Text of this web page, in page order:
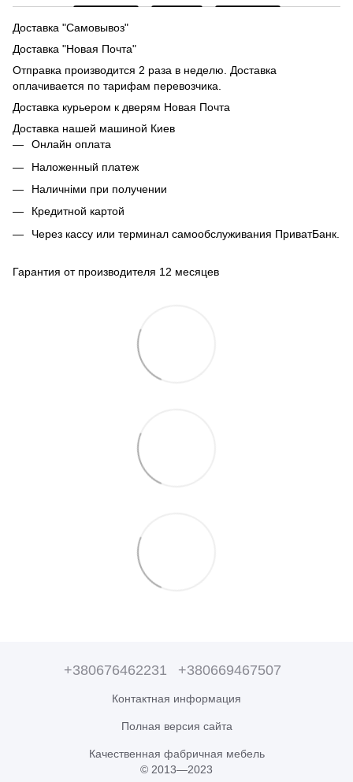
Доставка "Самовывоз"
Доставка "Новая Почта"
Отправка производится 2 раза в неделю. Доставка
оплачивается по тарифам перевозчика.
Доставка курьером к дверям Новая Почта
Доставка нашей машиной Киев
Онлайн оплата
Наложенный платеж
Наличніми при получении
Кредитной картой
Через кассу или терминал самообслуживания ПриватБанк.
Гарантия от производителя 12 месяцев
+380676462231 +380669467507
Контактная информация
Полная версия сайта
Качественная фабричная мебель
© 2013—2023